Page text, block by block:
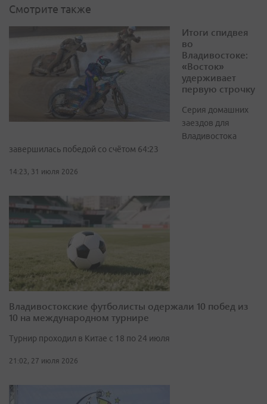
Смотрите также
Итоги спидвея
во
Владивостоке:
«Восток»
удерживает
первую строчку
Серия домашних
заездов для
Владивостока
завершилась победой со счётом 64:23
14:23, 31 июля 2026
Владивостокские футболисты одержали 10 побед из
10 на международном турнире
Турнир проходил в Китае с 18 по 24 июля
21:02, 27 июля 2026